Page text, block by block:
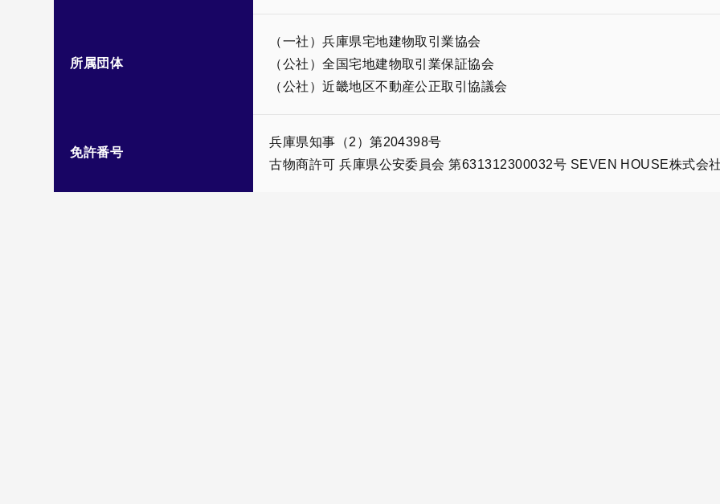
所属団体
（一社）兵庫県宅地建物取引業協会
（公社）全国宅地建物取引業保証協会
（公社）近畿地区不動産公正取引協議会
免許番号
兵庫県知事（2）第204398号
古物商許可 兵庫県公安委員会 第631312300032号 SEVEN HOUSE株式会